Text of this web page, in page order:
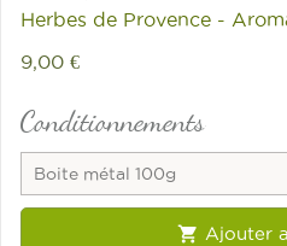
Herbes de Provence -
9,00 €
Conditionnements
Boite métal 100g
 Ajouter